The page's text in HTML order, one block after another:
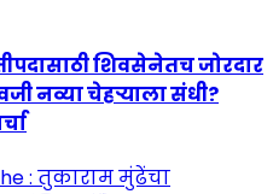
शिवसेनेतच जोरदार
नव्या चेहऱ्याला संधी?